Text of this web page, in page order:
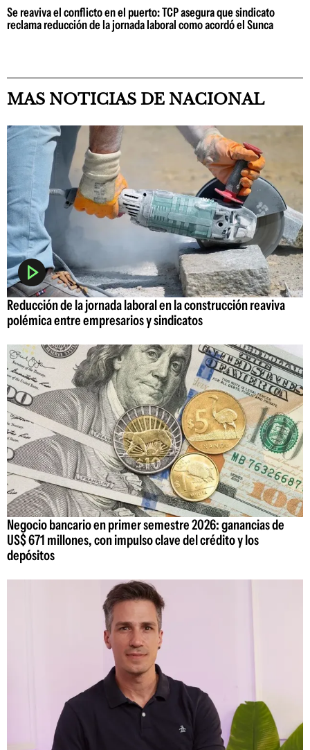
Se reaviva el conflicto en el puerto: TCP asegura que sindicato
reclama reducción de la jornada laboral como acordó el Sunca
MAS NOTICIAS DE NACIONAL
Reducción de la jornada laboral en la construcción reaviva
polémica entre empresarios y sindicatos
Negocio bancario en primer semestre 2026: ganancias de
US$ 671 millones, con impulso clave del crédito y los
depósitos